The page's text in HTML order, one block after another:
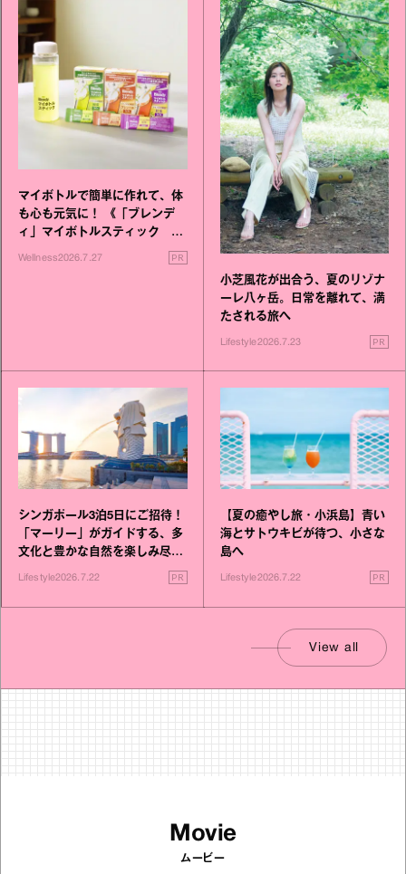
マイボトルで簡単に作れて、体
も心も元気に！ 《「ブレンデ
ィ」マイボトルスティック い
いこと毎日》シリーズが誕生
Wellness2026.7.27 PR
小芝風花が出合う、夏のリゾナ
ーレ八ヶ岳。日常を離れて、満
たされる旅へ
Lifestyle2026.7.23 PR
シンガポール3泊5日にご招待！
「マーリー」がガイドする、多
文化と豊かな自然を楽しみ尽く
Lifestyle2026.7.22 PR
【夏の癒やし旅・小浜島】青い
海とサトウキビが待つ、小さな
島へ
Lifestyle2026.7.22 PR
View all
Movie
ムービー